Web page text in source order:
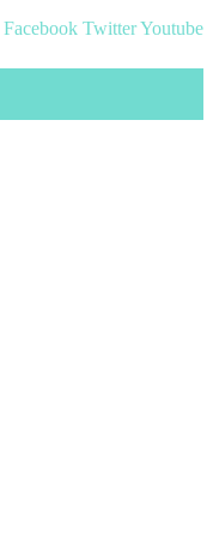
Facebook TwitterYoutube